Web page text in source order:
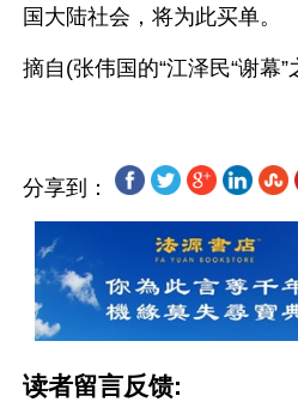
国大陆社会，将为此买单。
分享到：
读者留言反馈: